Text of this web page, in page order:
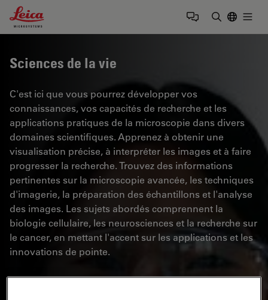
Leica Microsystems Logo
Sciences de la vie
C'est ici que vous pourrez développer vos
connaissances, vos capacités de recherche et les
applications pratiques de la microscopie dans divers
domaines scientifiques. Apprenez à obtenir une
visualisation précise, à interpréter les images et à faire
progresser la recherche. Trouvez des informations
pertinentes sur la microscopie avancée, les techniques
d'imagerie, la préparation des échantillons et l'analyse
des images. Les sujets abordés comprennent la
biologie cellulaire, les neurosciences et la recherche sur
le cancer, en mettant l'accent sur les applications et les
innovations de pointe.